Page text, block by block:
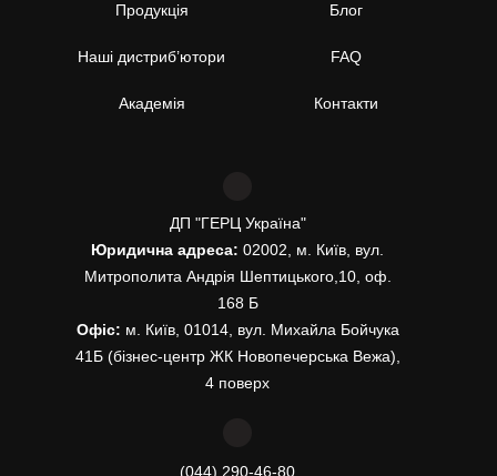
Продукція
Наші дистриб’ютори
Академія
Блог
FAQ
Контакти
ДП "ГЕРЦ Україна"
Юридична адреса: 02002, м. Київ, вул.
Митрополита Андрія Шептицького,10, оф.
168 Б
Офіс: м. Київ, 01014, вул. Михайла Бойчука
41Б (бізнес-центр ЖК Новопечерська Вежа),
4 поверх
(044) 290-46-80